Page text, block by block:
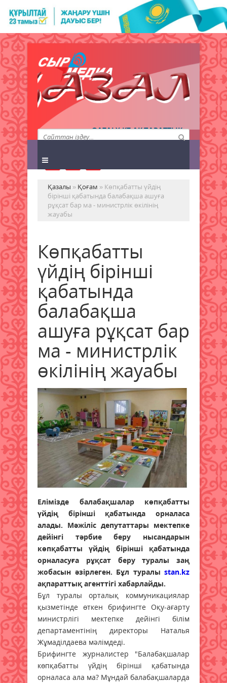
QAZALY.KZ АҚПАРАТТЫҚ
АГЕНТТІГІ
Қазалы » Қоғам » Көпқабатты үйдің
бірінші қабатында балабақша ашуға
рұқсат бар ма - министрлік өкілінің
жауабы
Көпқабатты
үйдің бірінші
қабатында
балабақша
ашуға рұқсат бар
ма - министрлік
өкілінің жауабы
Елімізде балабақшалар көпқабатты
үйдің бірінші қабатында орналаса
алады. Мәжіліс депутаттары мектепке
дейінгі тәрбие беру нысандарын
көпқабатты үйдің бірінші қабатында
орналасуға рұқсат беру туралы заң
жобасын әзірлеген. Бұл туралы stan.kz
ақпараттық агенттігі хабарлайды.
Бұл туралы орталық коммуникациялар
қызметінде өткен брифингте Оқу-ағарту
министрлігі мектепке дейінгі білім
департаментінің директоры Наталья
Жұмаділдаева мәлімдеді.
Брифингте журналистер "Балабақшалар
көпқабатты үйдің бірінші қабатында
орналаса ала ма? Мұндай балабақшаларда